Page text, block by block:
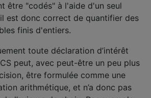
être "codés" à l'aide d'un seul
est donc correct de quantifier des
finis d'entiers.
toute déclaration d’intérêt
peut, avec peut-être un peu plus
être formulée comme une
arithmétique, et n’a donc pas